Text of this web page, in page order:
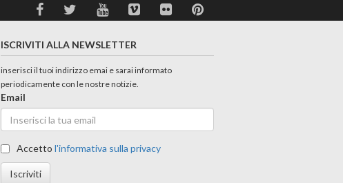
ISCRIVITI ALLA NEWSLETTER
inserisci il tuoi indirizzo emai e sarai informato
periodicamente con le nostre notizie.
Email
Accettol'informativa sulla privacy
Iscriviti